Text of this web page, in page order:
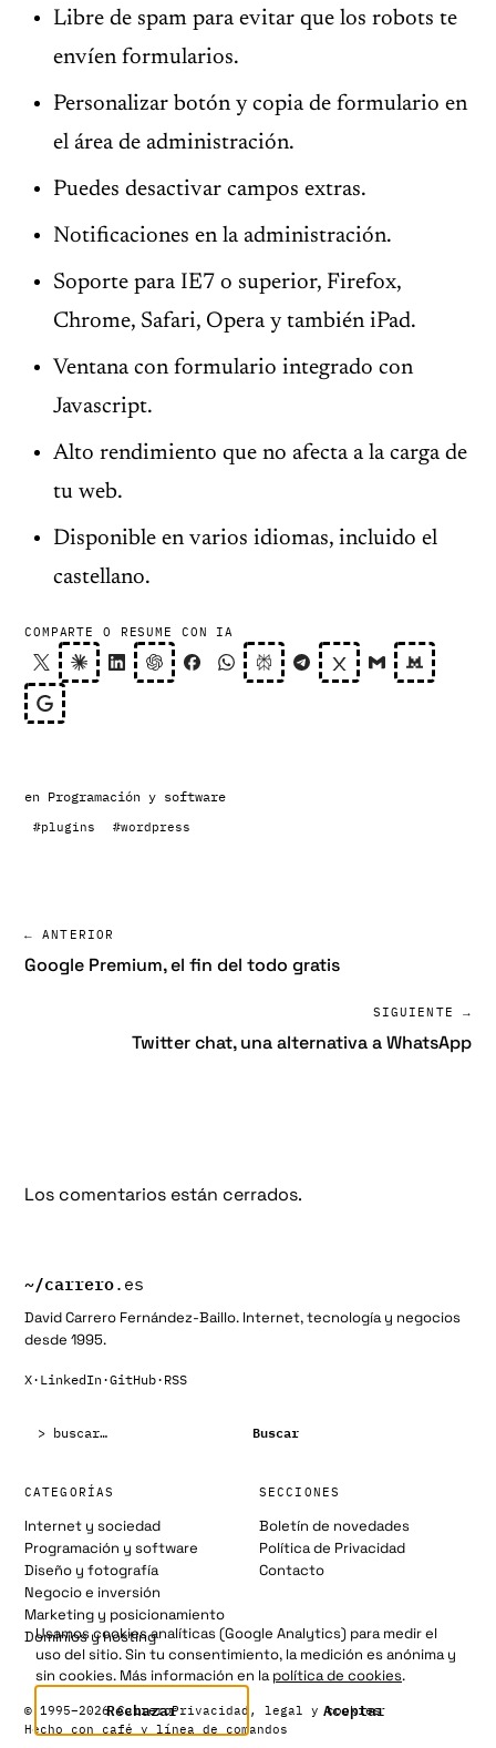
Libre de spam para evitar que los robots te
envíen formularios.
Personalizar botón y copia de formulario en
el área de administración.
Puedes desactivar campos extras.
Notificaciones en la administración.
Soporte para IE7 o superior, Firefox,
Chrome, Safari, Opera y también iPad.
Ventana con formulario integrado con
Javascript.
Alto rendimiento que no afecta a la carga de
tu web.
Disponible en varios idiomas, incluido el
castellano.
COMPARTE O RESUME CON IA
en Programación y software
#plugins #wordpress
← ANTERIOR
Google Premium, el fin del todo gratis
SIGUIENTE →
Twitter chat, una alternativa a WhatsApp
Los comentarios están cerrados.
~/carrero.es
David Carrero Fernández-Baillo. Internet, tecnología y negocios
desde 1995.
X· LinkedIn·GitHub· RSS
Buscar
CATEGORÍAS
Internet y sociedad
Programación y software
Diseño y fotografía
Negocio e inversión
Marketing y posicionamiento
Dominios y hosting
SECCIONES
Boletín de novedades
Política de Privacidad
Contacto
© 1995–2026 CarreroPrivacidad, legal y cookies
Hecho con café y línea de comandos
Usamos cookies analíticas (Google Analytics) para medir el
uso del sitio. Sin tu consentimiento, la medición es anónima y
sin cookies. Más información en lapolítica de cookies.
Rechazar Aceptar